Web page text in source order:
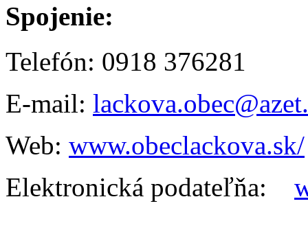
Spojenie:
Telefón: 0918 376281
E-mail:
Web: www.obeclackova.sk/
Elektronická podateľňa: